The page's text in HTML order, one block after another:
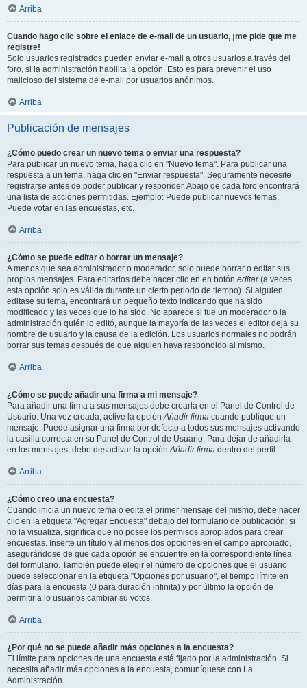
Arriba
Cuando hago clic sobre el enlace de e-mail de un usuario, ¡me pide que me
registre!
Solo usuarios registrados pueden enviar e-mail a otros usuarios a través del
foro, si la administración habilita la opción. Esto es para prevenir el uso
malicioso del sistema de e-mail por usuarios anónimos.
Arriba
Publicación de mensajes
¿Cómo puedo crear un nuevo tema o enviar una respuesta?
Para publicar un nuevo tema, haga clic en "Nuevo tema". Para publicar una
respuesta a un tema, haga clic en "Enviar respuesta". Seguramente necesite
registrarse antes de poder publicar y responder. Abajo de cada foro encontrará
una lista de acciones permitidas. Ejemplo: Puede publicar nuevos temas,
Puede votar en las encuestas, etc.
Arriba
¿Cómo se puede editar o borrar un mensaje?
A menos que sea administrador o moderador, solo puede borrar o editar sus
propios mensajes. Para editarlos debe hacer clic en en botón editar(a veces
esta opción solo es válida durante un cierto periodo de tiempo). Si alguien
editase su tema, encontrará un pequeño texto indicando que ha sido
modificado y las veces que lo ha sido. No aparece si fue un moderador o la
administración quién lo editó, aunque la mayoría de las veces el editor deja su
nombre de usuario y la causa de la edición. Los usuarios normales no podrán
borrar sus temas después de que alguien haya respondido al mismo.
Arriba
¿Cómo se puede añadir una firma a mi mensaje?
Para añadir una firma a sus mensajes debe crearla en el Panel de Control de
Usuario. Una vez creada, active la opciónAñadir firma cuando publique un
mensaje. Puede asignar una firma por defecto a todos sus mensajes activando
la casilla correcta en su Panel de Control de Usuario. Para dejar de añadirla
en los mensajes, debe desactivar la opciónAñadir firma dentro del perfil.
Arriba
¿Cómo creo una encuesta?
Cuando inicia un nuevo tema o edita el primer mensaje del mismo, debe hacer
clic en la etiqueta "Agregar Encuesta" debajo del formulario de publicación; si
no la visualiza, significa que no posee los permisos apropiados para crear
encuestas. Inserte un título y al menos dos opciones en el campo apropiado,
asegurándose de que cada opción se encuentre en la correspondiente línea
del formulario. También puede elegir el número de opciones que el usuario
puede seleccionar en la etiqueta "Opciones por usuario", el tiempo límite en
días para la encuesta (0 para duración infinita) y por último la opción de
permitir a lo usuarios cambiar su votos.
Arriba
¿Por qué no se puede añadir más opciones a la encuesta?
El límite para opciones de una encuesta está fijado por la administración. Si
necesita añadir más opciones a la encuesta, comuníquese con La
Administración.